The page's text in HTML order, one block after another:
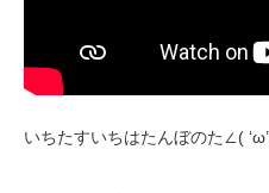
いちたすいちはたんぼのた∠(